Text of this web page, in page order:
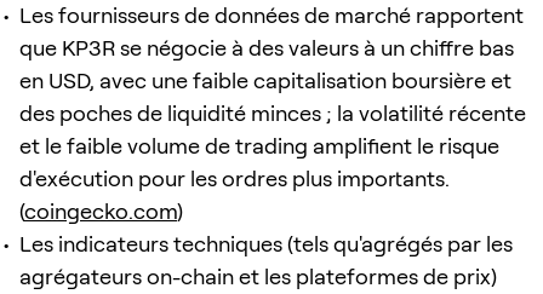
Les fournisseurs de données de marché rapportent
que KP3R se négocie à des valeurs à un chiffre bas
en USD, avec une faible capitalisation boursière et
des poches de liquidité minces ; la volatilité récente
et le faible volume de trading amplifient le risque
d'exécution pour les ordres plus importants.
(coingecko.com)
Les indicateurs techniques (tels qu'agrégés par les
agrégateurs on-chain et les plateformes de prix)